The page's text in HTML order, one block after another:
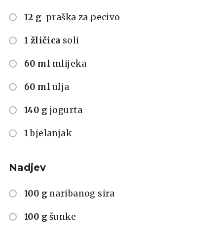
12 g praška za pecivo
1 žličica soli
60 ml mlijeka
60 ml ulja
140 g jogurta
1 bjelanjak
Nadjev
100 g naribanog sira
100 g šunke